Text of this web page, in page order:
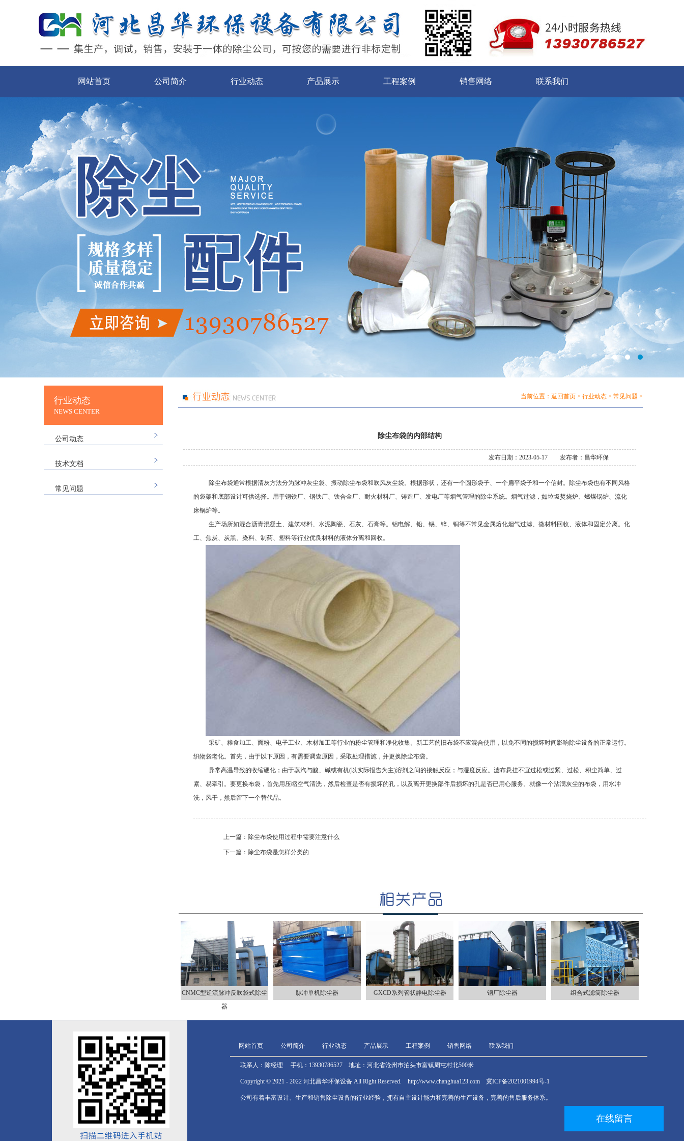
在线留言
网站首页 公司简介 行业动态 产品展示 工程案例 销售网络 联系我们
行业动态
NEWS CENTER
公司动态
技术文档
常见问题
当前位置： 返回首页 > 行业动态 > 常见问题 >
除尘布袋的内部结构
发布者：昌华环保
发布日期：2023-05-17
除尘布袋通常根据清灰方法分为脉冲灰尘袋、振动除尘布袋和吹风灰尘袋。根据形状，还有一个圆形袋子、一个扁平袋子和一个信封。除尘布袋也有不同风格
的袋架和底部设计可供选择。用于钢铁厂、钢铁厂、铁合金厂、耐火材料厂、铸造厂、发电厂等烟气管理的除尘系统。烟气过滤，如垃圾焚烧炉、燃煤锅炉、流化
床锅炉等。
生产场所如混合沥青混凝土、建筑材料、水泥陶瓷、石灰、石膏等。铝电解、铅、锡、锌、铜等不常见金属熔化烟气过滤、微材料回收、液体和固定分离。化
工、焦炭、炭黑、染料、制药、塑料等行业优良材料的液体分离和回收。
采矿、粮食加工、面粉、电子工业、木材加工等行业的粉尘管理和净化收集。新工艺的旧布袋不应混合使用，以免不同的损坏时间影响除尘设备的正常运行。
织物袋老化。首先，由于以下原因，有需要调查原因，采取处理措施，并更换除尘布袋。
异常高温导致的收缩硬化；由于蒸汽与酸、碱或有机(以实际报告为主)溶剂之间的接触反应；与湿度反应。滤布悬挂不宜过松或过紧、过松、积尘简单、过
紧、易牵引。要更换布袋，首先用压缩空气清洗，然后检查是否有损坏的孔，以及离开更换部件后损坏的孔是否已用心服务。就像一个沾满灰尘的布袋，用水冲
洗，风干，然后留下一个替代品。
上一篇： 除尘布袋使用过程中需要注意什么
下一篇： 除尘布袋是怎样分类的
CNMC型逆流脉冲反吹袋式除尘
器
脉冲单机除尘器 GXCD系列管状静电除尘器 钢厂除尘器 组合式滤筒除尘器
网站首页 公司简介 行业动态 产品展示 工程案例 销售网络 联系我们
联系人：陈经理 手机：13930786527 地址：河北省沧州市泊头市富镇周屯村北500米
Copyright © 2021 - 2022 河北昌华环保设备 All Right Reserved. http://www.changhua123.com 冀ICP备2021001994号-1
公司有着丰富设计、生产和销售除尘设备的行业经验，拥有自主设计能力和完善的生产设备，完善的售后服务体系。